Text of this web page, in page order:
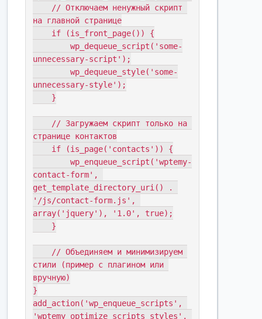
на главной странице
unnecessary-script');
unnecessary-style');
странице контактов
contact-form',
get_template_directory_uri() .
'/js/contact-form.js',
array('jquery'), '1.0', true);
стили (пример с плагином или
вручную)
}
add_action('wp_enqueue_scripts',
'wptemy_optimize_scripts_styles',